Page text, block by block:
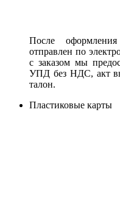
После
отправлен по
с заказом мы
УПД без НДС, акт
талон.
Пластиковые карты